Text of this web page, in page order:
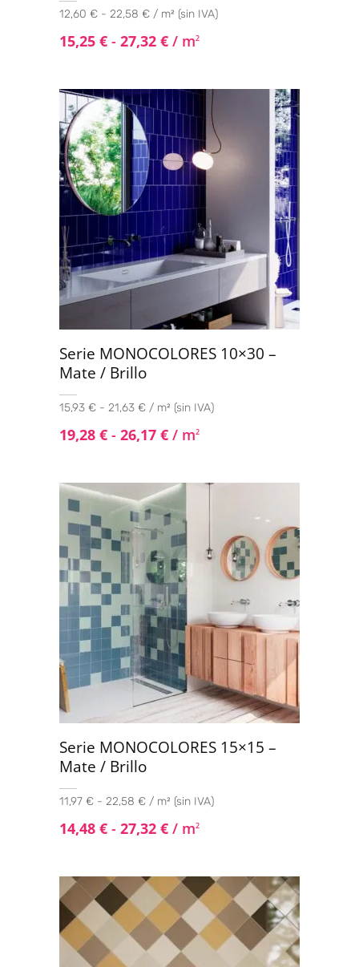
12,60 € - 22,58 € / m² (sin IVA)
15,25 € - 27,32 € / m2
Serie MONOCOLORES 10×30 –
Mate / Brillo
15,93 € - 21,63 € / m² (sin IVA)
19,28 € - 26,17 € / m2
Serie MONOCOLORES 15×15 –
Mate / Brillo
11,97 € - 22,58 € / m² (sin IVA)
14,48 € - 27,32 € / m2